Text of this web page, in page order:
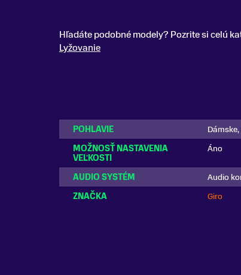
Hľadáte podobné modely? Pozrite si celú
Lyžovanie
POHLAVIE
MOŽNOSŤ NASTAVENIA
VEĽKOSTI
Áno
AUDIO SYSTÉM Audio
ZNAČKA
Giro